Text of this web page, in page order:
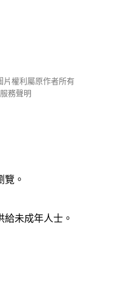
片權利屬原作者所有
服務聲明
覽。
未成年人士。